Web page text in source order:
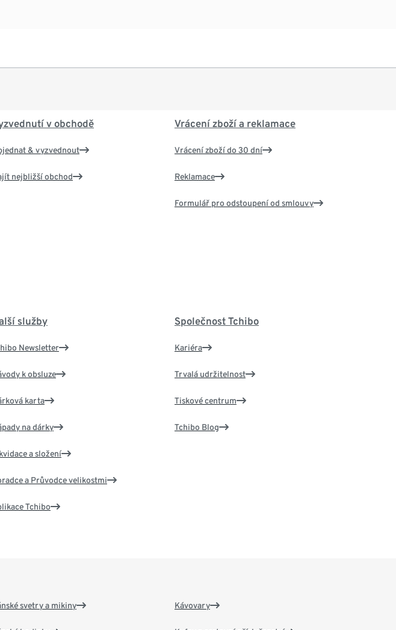
v obchodě
& vyzvednout
nejbližší obchod
Vrácení zboží a reklamace
Vrácení zboží do 30 dní
Reklamace
Formulář pro odstoupení od smlouvy
služby
Newsletter
k obsluze
karta
na dárky
a složení
a Průvodce velikostmi
Tchibo
Společnost Tchibo
Kariéra
Trvalá udržitelnost
Tiskové centrum
Tchibo Blog
svetry a mikiny Kávovary